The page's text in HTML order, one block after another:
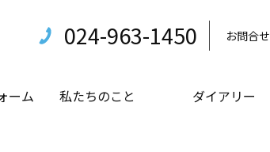
024-963-1450 お問合せ
ーム 私たちのこと ダイアリー